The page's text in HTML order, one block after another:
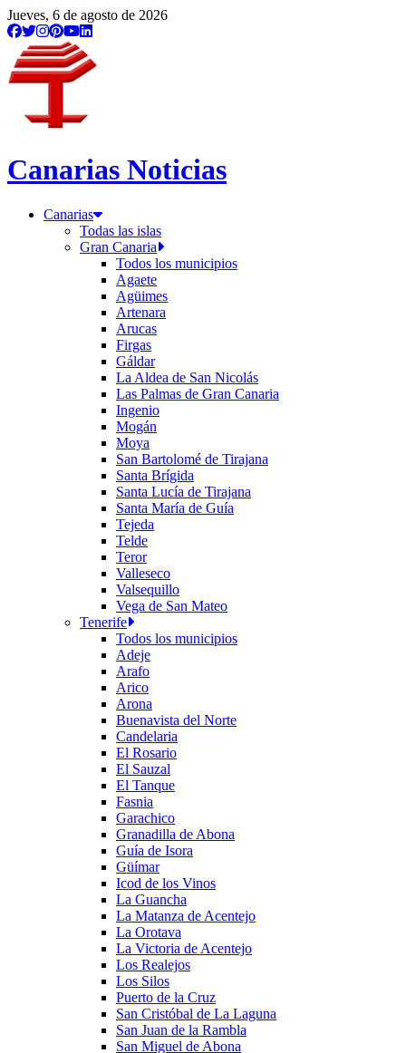
Jueves, 6 de agosto de 2026
Canarias Noticias
Canarias
Todas las islas
Gran Canaria
Todos los municipios
Agaete
Agüimes
Artenara
Arucas
Firgas
Gáldar
La Aldea de San Nicolás
Las Palmas de Gran Canaria
Ingenio
Mogán
Moya
San Bartolomé de Tirajana
Santa Brígida
Santa Lucía de Tirajana
Santa María de Guía
Tejeda
Telde
Teror
Valleseco
Valsequillo
Vega de San Mateo
Tenerife
Todos los municipios
Adeje
Arafo
Arico
Arona
Buenavista del Norte
Candelaria
El Rosario
El Sauzal
El Tanque
Fasnia
Garachico
Granadilla de Abona
Guía de Isora
Güímar
Icod de los Vinos
La Guancha
La Matanza de Acentejo
La Orotava
La Victoria de Acentejo
Los Realejos
Los Silos
Puerto de la Cruz
San Cristóbal de La Laguna
San Juan de la Rambla
San Miguel de Abona